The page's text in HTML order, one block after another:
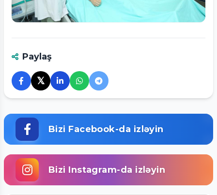
Tam ölçüdə bax
Paylaş
𝕏
Bizi Facebook-da izləyin
Bizi Instagram-da izləyin